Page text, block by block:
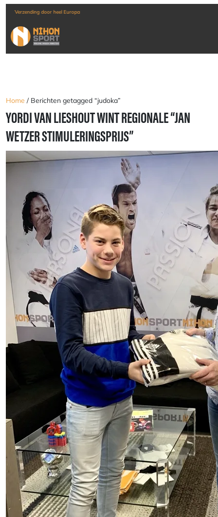
Verzending door heel Europa
Home / Berichten getagged “judoka”
YORDI VAN LIESHOUT WINT REGIONALE “JAN
WETZER STIMULERINGSPRIJS”